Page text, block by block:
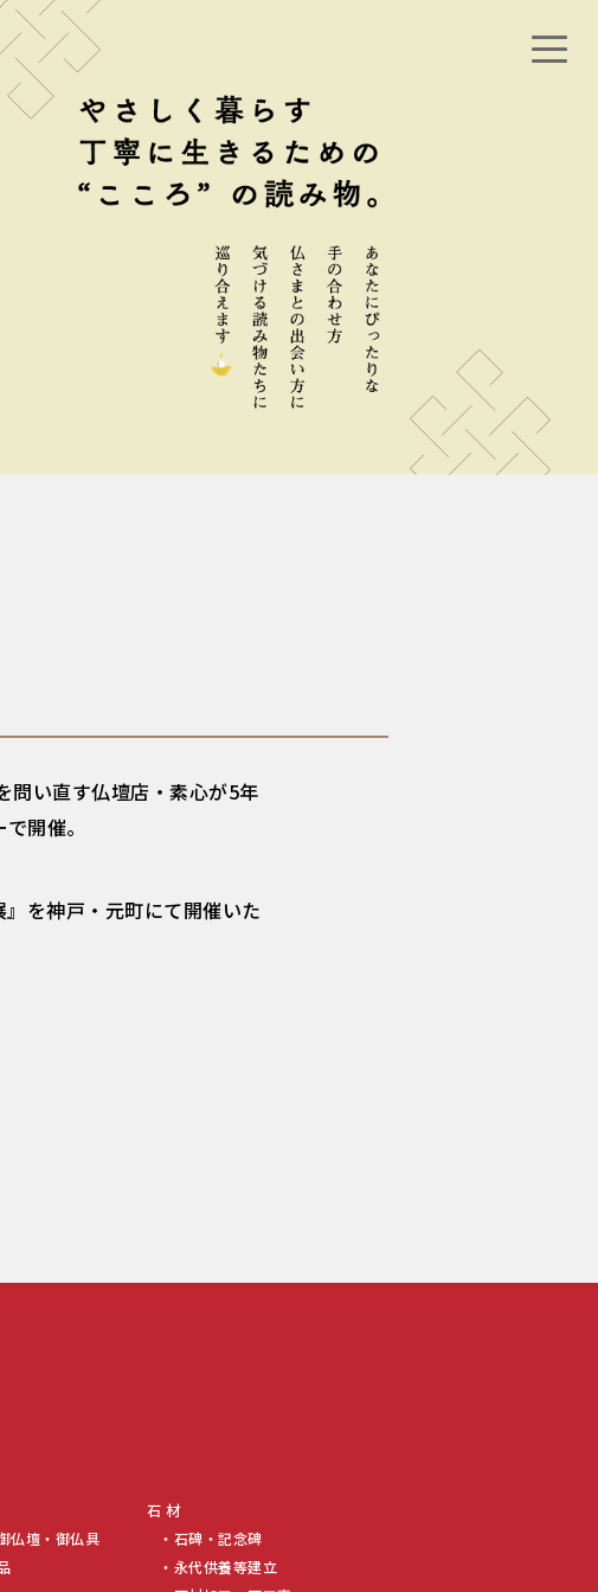
問い直す仏壇店・素心が5年
開催。
を神戸・元町にて開催いた
仏壇・御仏具
石 材
石碑・記念碑
永代供養等建立